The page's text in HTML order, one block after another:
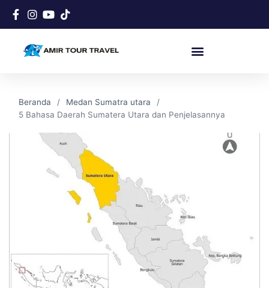
Beranda
Medan Sumatra utara
5 Bahasa Daerah Sumatera Utara dan Penjelasannya